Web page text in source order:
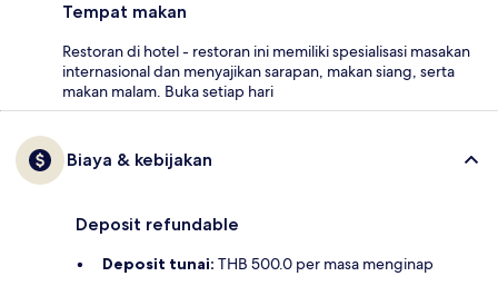
Tempat makan
Restoran di hotel - restoran ini memiliki spesialisasi masakan
internasional dan menyajikan sarapan, makan siang, serta
makan malam. Buka setiap hari
Biaya & kebijakan
Deposit refundable
Deposit tunai: THB 500.0 per masa menginap